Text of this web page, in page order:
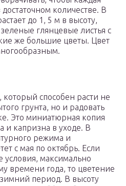
количестве. В
до 1, 5 м в высоту,
глянцевые листья с
же большие цветы. Цвет
способен расти не
грунта, но и радовать
Это миниатюрная копия
и капризна в уходе. В
режима и
с мая по октябрь. Если
условия, максимально
времени года, то цветение
период. В высоту